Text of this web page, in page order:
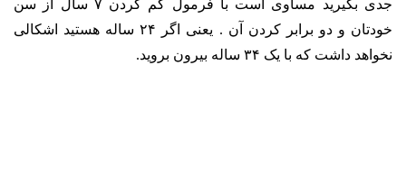
جدی بگیرید مساوی است با فرمول کم کردن ۷ سال از سن
خودتان و دو برابر کردن آن . یعنی اگر ۲۴ ساله هستید اشکالی
نخواهد داشت که با یک ۳۴ ساله بیرون بروید.